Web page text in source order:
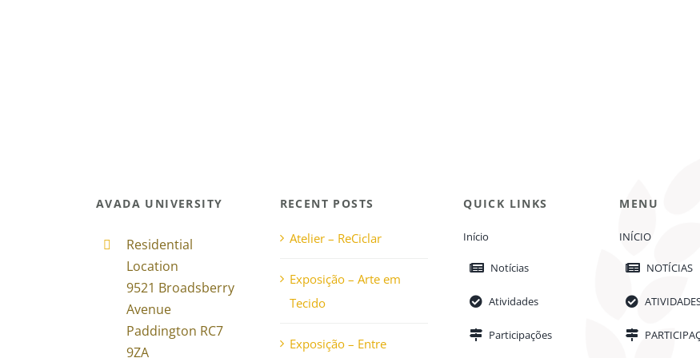
AVADA UNIVERSITY
Residential
Location
9521 Broadsberry
Avenue
Paddington RC7
9ZA
RECENT POSTS
Atelier – ReCiclar
Exposição – Arte em
Tecido
Exposição – Entre
QUICK LINKS
Início
Notícias
Atividades
Participações
MENU
INÍCIO
NOTÍCIAS